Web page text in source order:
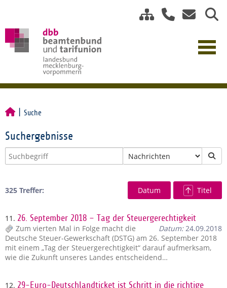
Suche
Suchergebnisse
325 Treffer: Datum Titel
11. 26. September 2018 – Tag der Steuergerechtigkeit
Datum:24.09.2018
Zum vierten Mal in Folge macht die
Deutsche Steuer-Gewerkschaft (DSTG) am 26. September 2018
mit einem „Tag der Steuergerechtigkeit“ darauf aufmerksam,
wie die Zukunft unseres Landes entscheidend…
12. 29-Euro-Deutschlandticket ist Schritt in die richtige